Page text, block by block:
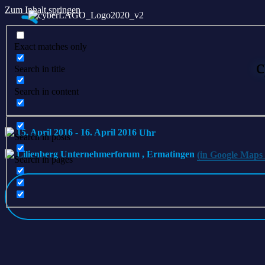
Zum Inhalt springen
Exact matches only
Search in title
Search in content
Search in posts
Search in pages
15. April 2016 - 16. April 2016
Lilienberg Unternehmerforum , Ermatingen (in Google